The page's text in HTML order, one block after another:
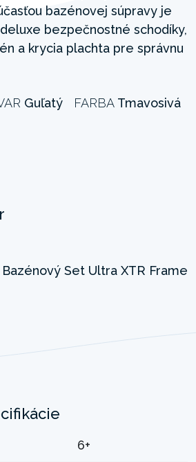
bazénovej súpravy je
bezpečnostné schodíky,
a krycia plachta pre správnu
Guľatý FARBA Tmavosivá
6+